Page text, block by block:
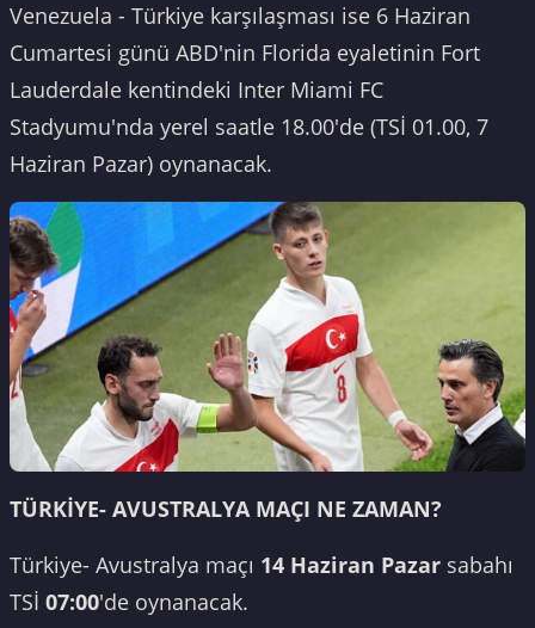
Venezuela - Türkiye karşılaşması ise 6 Haziran
Cumartesi günü ABD'nin Florida eyaletinin Fort
Lauderdale kentindeki Inter Miami FC
Stadyumu'nda yerel saatle 18.00'de (TSİ 01.00, 7
Haziran Pazar) oynanacak.
TÜRKİYE- AVUSTRALYA MAÇI NE ZAMAN?
Türkiye- Avustralya maçı 14 Haziran Pazar sabahı
TSİ 07:00'de oynanacak.